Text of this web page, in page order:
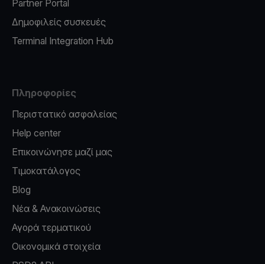
Partner Portal
Δημοφιλείς συσκευές
Terminal Integration Hub
Πληροφορίες
Περιστατικό ασφαλείας
Help center
Επικοινώνησε μαζί μας
Τιμοκατάλογος
Blog
Νέα & Ανακοινώσεις
Αγορά τερματικού
Οικονομικά στοιχεία